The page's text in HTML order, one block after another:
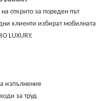
открито за пореден път
клиенти избират мобилната
LUXURY.
изпълнение
за труд